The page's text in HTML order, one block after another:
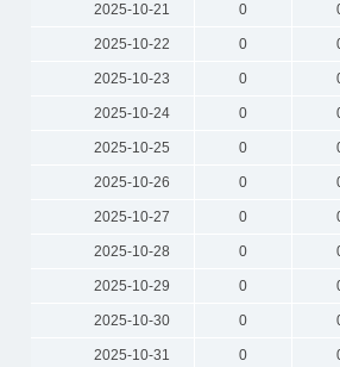
2025-10-21 0
2025-10-22 0
2025-10-23 0
2025-10-24 0
2025-10-25 0
2025-10-26 0
2025-10-27 0
2025-10-28 0
2025-10-29 0
2025-10-30 0
2025-10-31 0